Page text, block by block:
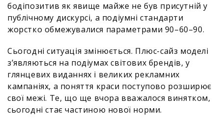
бодіпозитив як явище майже не був присутній у
публічному дискурсі, а подіумні стандарти
жорстко обмежувалися параметрами 90–60–90.
Сьогодні ситуація змінюється. Плюс-сайз моделі
з’являються на подіумах світових брендів, у
глянцевих виданнях і великих рекламних
кампаніях, а поняття краси поступово розширює
свої межі. Те, що ще вчора вважалося винятком,
сьогодні стає частиною нової норми.